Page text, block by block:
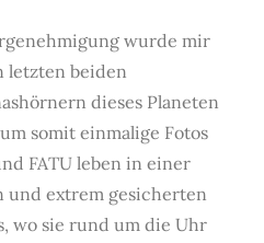
wurde mir
letzten beiden
dieses Planeten
somit einmalige Fotos
FATU leben in einer
und extrem gesicherten
wo sie rund um die Uhr